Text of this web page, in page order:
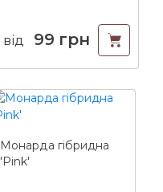
від 99 грн
Монарда гібридна
'Pink'